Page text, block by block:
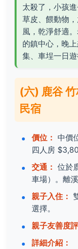
太殺了，小孩
草皮、餵動物
風，乾淨舒適
的鎮中心，晚
集、車埕一日遊
(六) 鹿谷
民宿
價位： 中價
四人房
交通： 位於
車場）。離
親子入住：
選擇。
親子友善度
詳細介紹：